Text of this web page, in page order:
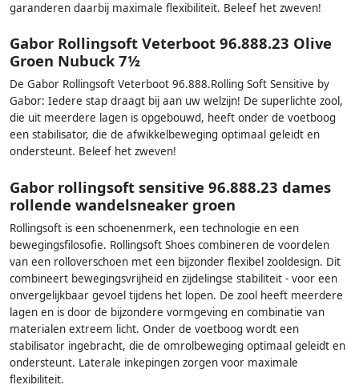
garanderen daarbij maximale flexibiliteit. Beleef het zweven!
Gabor Rollingsoft Veterboot 96.888.23 Olive
Groen Nubuck 7½
De Gabor Rollingsoft Veterboot 96.888.Rolling Soft Sensitive by
Gabor: Iedere stap draagt bij aan uw welzijn! De superlichte zool,
die uit meerdere lagen is opgebouwd, heeft onder de voetboog
een stabilisator, die de afwikkelbeweging optimaal geleidt en
ondersteunt. Beleef het zweven!
Gabor rollingsoft sensitive 96.888.23 dames
rollende wandelsneaker groen
Rollingsoft is een schoenenmerk, een technologie en een
bewegingsfilosofie. Rollingsoft Shoes combineren de voordelen
van een rolloverschoen met een bijzonder flexibel zooldesign. Dit
combineert bewegingsvrijheid en zijdelingse stabiliteit - voor een
onvergelijkbaar gevoel tijdens het lopen. De zool heeft meerdere
lagen en is door de bijzondere vormgeving en combinatie van
materialen extreem licht. Onder de voetboog wordt een
stabilisator ingebracht, die de omrolbeweging optimaal geleidt en
ondersteunt. Laterale inkepingen zorgen voor maximale
flexibiliteit.